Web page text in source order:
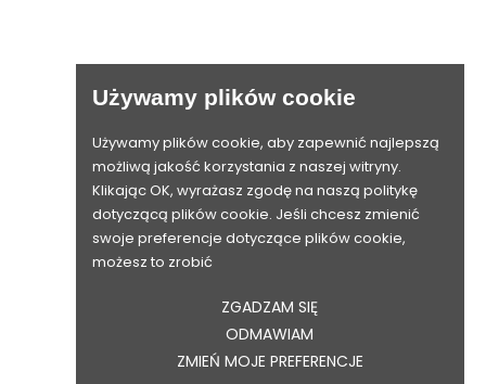
Używamy plików cookie
Używamy plików cookie, aby zapewnić najlepszą
możliwą jakość korzystania z naszej witryny.
Klikając OK, wyrażasz zgodę na naszą politykę
dotyczącą plików cookie. Jeśli chcesz zmienić
swoje preferencje dotyczące plików cookie,
możesz to zrobić
ZGADZAM SIĘ
ODMAWIAM
ZMIEŃ MOJE PREFERENCJE